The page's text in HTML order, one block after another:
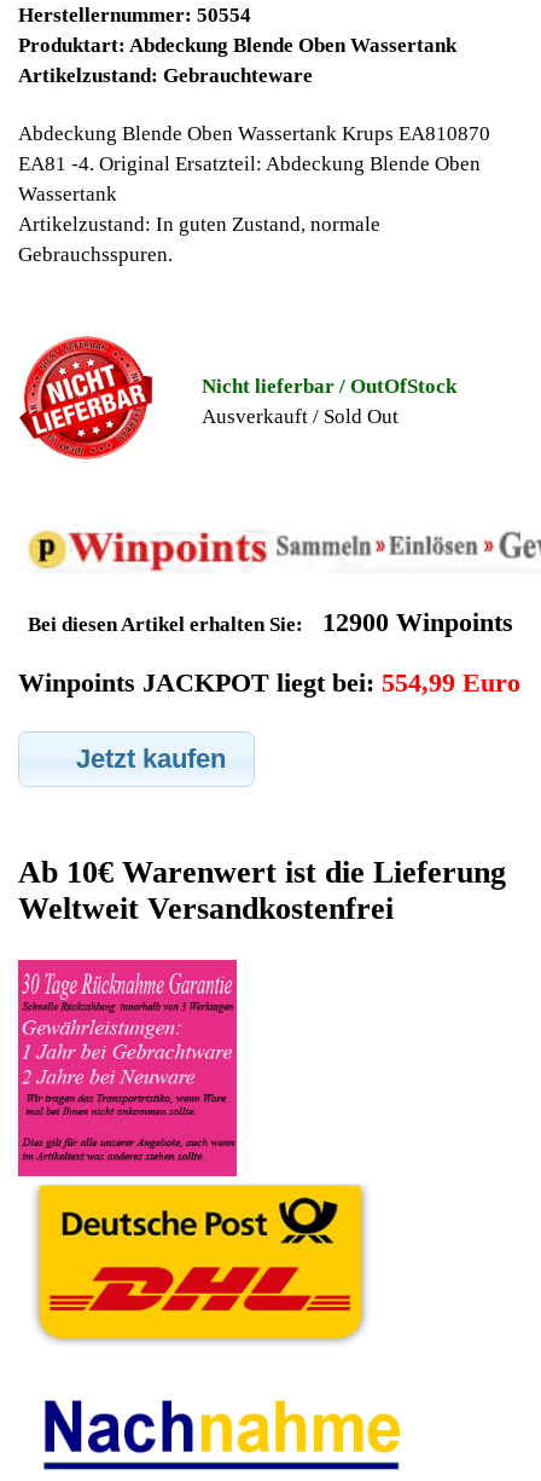
Jetzt kaufen
Weltweit Versandkostenfrei
Kaffeevollautomat
Ersatzteilegewinnung
Im Kundenbereich können Sie uns Ihren alten Krups
den Sie gerne zu Ersatzteilegewinnung anbieten möchten
sowie die Modelnummer mit ein, bei der Artikelbeschreibung
Zustand sich das Gerät befindet ob es Defekt oder
Funktionstüchtig ist und so gut wie möglich alle Mängel angeben
sowie das Zubehör welches dazugehört. Sobald der Krups
Kaffeevollautomat angenommen worden ist, sehen Sie dies
unter Meine Artikel anzeigen, dort wird Ihnen dann die
Lieferadresse mitgeteilt wo genau der Kaffeevollautomat hin
gesendet werden muss. Dort tragen Sie dann auch das
Transportunternehmen zum Beispiel DHL und die
Sendungsnummer ein, so das man Nachvollziehen kann ob Ihre
Artikel auch angekommen ist.
Durch die Verkaufsstrategie von Myeparts erhalten Sie ein
Vielfaches mehr, als wenn Sie den Krups Kaffeevollautomat
eigenhändig komplett verkaufen würden.
Andere Produkte die Ihnen
gefallen könnten
Mühlwerk Regler